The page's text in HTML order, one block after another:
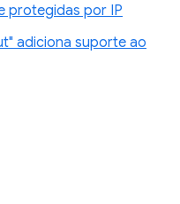
protegidas por IP
adiciona suporte ao